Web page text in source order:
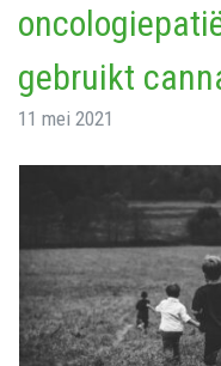
gebruikt
11 mei 2021